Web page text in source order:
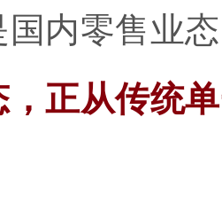
内零售业
正从传统